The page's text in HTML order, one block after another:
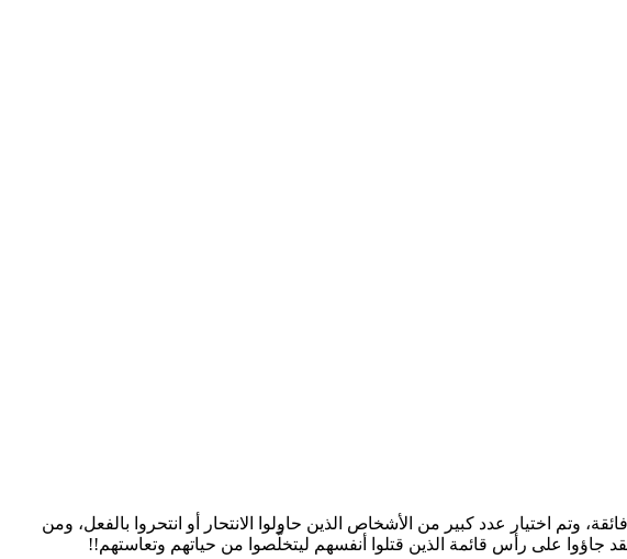
الانتحار بالدين، أُجريت بعناية فائقة، وتم اختيار عدد كبير من الأشخاص الذين حاولوا الانتحار أو انتحروا بالفعل، ومن
جاؤوا على رأس قائمة الذين قتلوا أنفسهم ليتخلَّصوا من حياتهم وتعاستهم!!